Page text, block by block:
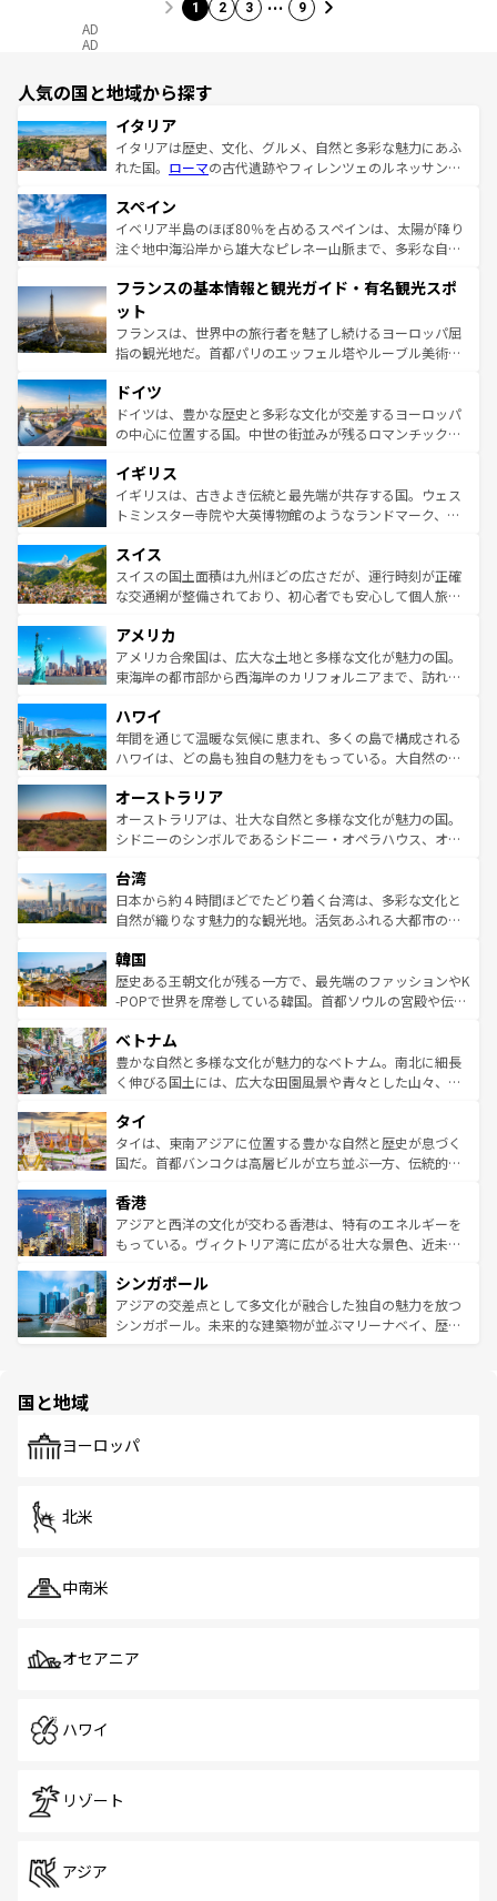
1 2 3 9
AD
AD
人気の国と地域から探す
イタリア
イタリアは歴史、文化、グルメ、自然と多彩な魅力にあふ
れた国。 ローマの古代遺跡やフィレンツェのルネッサンス
ろん、トスカーナの美しい田園風景やアマルフィ海岸の絶
景など、自然景観も見逃せない。観光の合間には、本場の
ピザやパスタなど、絶品のイタリア料理を堪能することも
ませてくれるイタリアで、忘れられない旅をしてみよう！
なお、新着のイタリア情報は
しい。
スペイン
イベリア半島のほぼ80％を占めるスペインは、太陽が降り
注ぐ地中海沿岸から雄大なピレネー山脈まで、多彩な自然
文化が根付くこの国では、情熱的なフラメンコ、熱気あふ
れる闘牛、そして美味しいタパスが生活の一部となってい
る。首都マドリードの洗練された雰囲気や、バルセロナの
アートに溢れた街角から、地方では古代ローマ遺跡や中世
せる。地方によって風土や気候が異なるスペインはその個
性で訪れる人を魅了する。 なお、新着のスペイン情報は コ
ンテンツ一覧を参照してほしい。
フランスの基本情報と観光ガイド・有名観光スポ
ット
フランスは、世界中の旅行者を魅了し続けるヨーロッパ屈
指の観光地だ。首都パリのエッフェル塔やルーブル美術館
で、幅広い魅力が詰まっている。華麗な宮殿、歴史的な大
聖堂、美しいビーチ、そして豊かな自然が、訪れる者を心
から魅了する。また、フランスは美食の国としても知ら
いる。シャンパンの発祥地であるランス、プロヴァンスの
香り高いラベンダー畑など、多彩な楽しみ方が可能だ。さ
らに、パリ以外の地域にも魅力が溢れており、どの街角に
れる地方に足を運ぶとそれぞれで全く異なる文化を体験で
きるだろう。 なお、新着のフランス情報はコンテンツ一覧
を参照してほしい。
ドイツ
ドイツは、豊かな歴史と多彩な文化が交差するヨーロッパ
の中心に位置する国。中世の街並みが残るロマンチック街
顔を持つこの国は、どこを歩いても飽きることがない。ベ
ルリンの文化的活気、バイエルン州のアルプスの絶景、そ
してライン川沿いのワイン畑といった風景は必見。ビール
は、お酒好きな人にはぜひ体験してほしい。 なお、新着の
ドイツ情報はコンテンツ一覧を参照してほしい。
イギリス
イギリスは、古きよき伝統と最先端が共存する国。ウェス
トミンスター寺院や大英博物館のようなランドマーク、歴
リアごとに異なる魅力がある。また、優雅なアフタヌーン
ティー、ビール好きにはたまらない英国パブ、サッカー観
戦など、本場だからこそできる体験も豊富。イギリスを旅
ンツ一覧を参照してほしい。
スイス
スイスの国土面積は九州ほどの広さだが、運行時刻が正確
な交通網が整備されており、初心者でも安心して個人旅行
の建物がそのまま残る町や、スイスならではのユニークな
博物館もあり、アルプス観光だけでなく町歩きも満喫する
ことができる。国民の所得が高いため物価も高いが、旅行
ば市内交通費無料で観光を楽しむこともできる。 なお、新
着のスイス情報はコンテンツ一覧 を参照してほしい。
アメリカ
アメリカ合衆国は、広大な土地と多様な文化が魅力の国。
東海岸の都市部から西海岸のカリフォルニアまで、訪れる
のような巨大都市は、観光、ショッピング、エンターテイ
ンメントが詰まった刺激的なスポットだ。一方、アメリカ
西部には大自然が広がり、グランドキャニオンやイエロー
部のニューオーリンズでは、音楽と美食が融合した独特の
文化が魅力。旅行者はアメリカの各地域で異なる魅力を楽
しみながら、その多様性と豊かな歴史を感じることができ
ならではの贅沢な旅のスタイルだ。 なお、新着のアメリカ
情報はコンテンツ一覧を参照してほしい。
ハワイ
年間を通じて温暖な気候に恵まれ、多くの島で構成される
ハワイは、どの島も独自の魅力をもっている。大自然の神
ワイ島は見逃せない。また、定番の観光地といえばオアフ
島だが、静かな自然を求めるならマウイ島やカウアイ島が
おすすめ。エメラルドグリーンに輝く海をはじめ、豊かな
れるおもてなしの心で訪れる人々を迎えてくれるハワイの
人々、おいしいローカルフードやハワイアンミュージッ
ク、伝統的なフラダンスなど、すべてがハワイの魅力を彩
ワイを、存分に味わってほしい。 なお、新着のハワイ情報
はコンテンツ一覧を参照してほしい。
オーストラリア
オーストラリアは、壮大な自然と多様な文化が魅力の国。
シドニーのシンボルであるシドニー・オペラハウス、オー
リアリーフや大陸中央部にそびえるウルル（エアーズロッ
ク）、タスマニアの美しい原生林やケアンズの熱帯雨林な
ど、見どころがたくさん。また、カフェやワイン、オージ
いる。アクティビティも充実しており、サーフィンやダイ
ビング、ハイキングなど、アウトドア好きにはたまらな
い。オーストラリアの多彩な魅力を存分に味わいつくそ
参照してほしい。
台湾
日本から約４時間ほどでたどり着く台湾は、多彩な文化と
自然が織りなす魅力的な観光地。活気あふれる大都市の台
ン）、静ひつな山岳地帯である台湾東部など、都市の喧騒
と山間の静けさが共存しており、訪れる人に新しい発見と
驚きをもたらしてくれる。また、奥深い台湾の食文化も魅
容にもいいと評判のスイーツなど、バラエティ豊かな料理
が味わえる。 なお、新着の台湾情報は コンテンツ一覧を参
照してほしい。
韓国
歴史ある王朝文化が残る一方で、最先端のファッションやK
-POPで世界を席巻している韓国。首都ソウルの宮殿や伝統
き、地方に足を延ばせば四季折々の自然美を楽しむことが
できる。そして、キムチや焼肉、絶品のストリートフード
まで、さまざまな韓国料理が待っている。夜には、韓国な
リティに包まれながら、韓国の多彩な魅力を心ゆくまで味
わってみてほしい。 なお、新着の韓国情報はコンテンツ一
覧を参照してほしい。
ベトナム
豊かな自然と多様な文化が魅力的なベトナム。南北に細長
く伸びる国土には、広大な田園風景や青々とした山々、世
急速な発展と共に伝統が息づく。ハノイの古い町並みやホ
ーチミン市のフランス統治時代の建物も、独特の雰囲気を
醸し出している。また、バラエティの豊かさとおいしさで
とつ。フォーやバインミー、ベトナムコーヒーなどは、ぜ
ひ現地で味わいたい。どの地域を訪れてもあたたかい人々
が旅行者を迎えてくれるので、きっと忘れられない旅にな
参照してほしい。
タイ
タイは、東南アジアに位置する豊かな自然と歴史が息づく
国だ。首都バンコクは高層ビルが立ち並ぶ一方、伝統的な
の活気が交差している。北部ではチェンマイなどの山岳地
帯で自然と触れ合い、南部ではプーケットやクラビの美し
いビーチでリゾート気分を楽しむことができる。タイ料理
激する。気候は一年中温暖で、どの季節にも異なる楽しみ
が待っている。親しみやすいタイの人々、仏教を中心とし
た文化、そして多様な観光資源が、訪れる旅人を魅了し続
香港
アジアと西洋の文化が交わる香港は、特有のエネルギーを
もっている。ヴィクトリア湾に広がる壮大な景色、近未来
み、どこを訪れても感動するはず。観光スポットが密集し
ており、効率よく見どころを回れるのも魅力。息をのむよ
うな絶景から文化的な体験まで、香港を存分に楽しみ尽く
シンガポール
アジアの交差点として多文化が融合した独自の魅力を放つ
シンガポール。未来的な建築物が並ぶマリーナベイ、歴史
で、ホーカーズは地元の風情を楽しめる外せないスポット
国と地域
ヨーロッパ
北米
中南米
オセアニア
ハワイ
リゾート
アジア